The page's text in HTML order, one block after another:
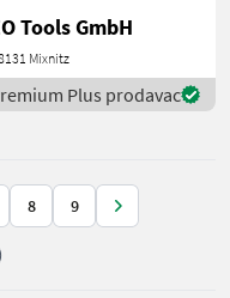
175
za
25
Tools GmbH
Mixnitz
Plus prodavac
8 9